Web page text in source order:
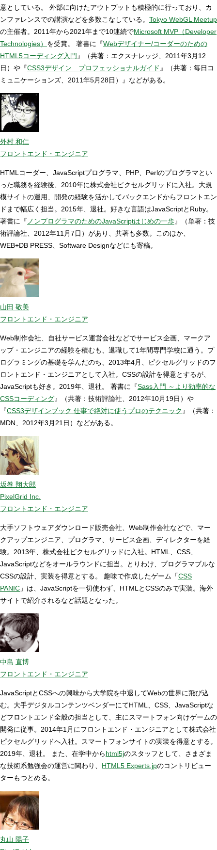
意としている。 外部に向けたアウトプットも積極的に行っており、カ
ンファレンスでの講演などを多数こなしている。 Tokyo WebGL Meetup
の主催者。2011年から2021年まで10連続でMicrosoft MVP（Developer
Technologies） を受賞。 著書に『Webデザイナー/コーダーのための
HTML5コーディング入門 』（共著：エクスナレッジ、2011年3月12
日）や『CSS3デザイン プロフェッショナルガイド 』（共著：毎日コ
ミュニケーションズ、2011年5月28日）』などがある。
外村 和仁
フロントエンド・エンジニア
HTMLコーダー、JavaScriptプログラマ、PHP、Perlのプログラマとい
った職務を経験後、2010年に株式会社ピクセルグリッドに入社。大規
模サイトの運用、開発の経験を活かしてバックエンドからフロントエン
ドまで幅広く担当。2015年、退社。好きな言語はJavaScriptとRuby。
著書に『 ノンプログラマのためのJavaScriptはじめの一歩』（単著：技
術評論社、2012年11月7日）があり、共著も多数。このほか、
WEB+DB PRESS、Software Designなどにも寄稿。
山田 敬美
フロントエンド・エンジニア
Web制作会社、自社サービス運営会社などでサービス企画、マークア
ップ・エンジニアの経験を積むも、退職して1年間専門学校に通う。プ
ログラミングの基礎を学んだのち、2013年4月、ピクセルグリッドのフ
ロントエンド・エンジニアとして入社。CSSの設計を得意とするが、
JavaScriptも好き。2019年、退社。 著書に『Sass入門 ～より効率的な
CSSコーディング』（共著：技術評論社、2012年10月19日）や
『CSS3デザインブック 仕事で絶対に使うプロのテクニック 』（共著：
MDN、2012年3月21日）などがある。
坂巻 翔大郎
PixelGrid Inc.
フロントエンド・エンジニア
大手ソフトウェアダウンロード販売会社、Web制作会社などで、マー
クアップエンジニア、プログラマ、サービス企画、ディレクターを経
験。2013年、株式会社ピクセルグリッドに入社。HTML、CSS、
JavaScriptなどをオールラウンドに担当。とりわけ、プログラマブルな
CSSの設計、実装を得意とする。 趣味で作成したゲーム「CSS
PANIC 」は、JavaScriptを一切使わず、HTMLとCSSのみで実装。海外
サイトで紹介されるなど話題となった。
中島 直博
フロントエンド・エンジニア
JavaScriptとCSSへの興味から大学院を中退してWebの世界に飛び込
む。大手デジタルコンテンツベンダーにてHTML、CSS、JavaScriptな
どフロントエンド全般の担当として、主にスマートフォン向けゲームの
開発に従事。2014年1月にフロントエンド・エンジニアとして株式会社
ピクセルグリッドへ入社。スマートフォンサイトの実装を得意とする。
2019年、退社。 また、在学中からhtml5jのスタッフとして、さまざま
な技術系勉強会の運営に関わり、 HTML5 Experts.jpのコントリビュー
ターもつとめる。
丸山 陽子